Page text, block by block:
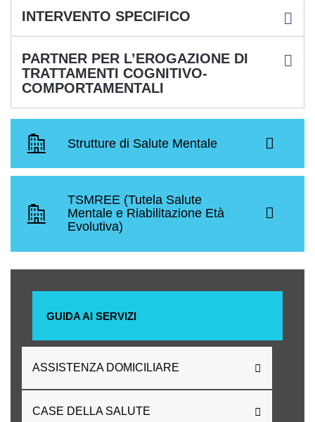
INTERVENTO SPECIFICO
PARTNER PER L’EROGAZIONE DI
TRATTAMENTI COGNITIVO-
COMPORTAMENTALI
Strutture di Salute Mentale
TSMREE (Tutela Salute
Mentale e Riabilitazione Età
Evolutiva)
GUIDA AI SERVIZI
ASSISTENZA DOMICILIARE
CASE DELLA SALUTE